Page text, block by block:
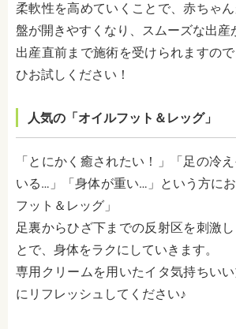
柔軟性を高めていくことで、赤ちゃ
盤が開きやすくなり、スムーズな出産
出産直前まで施術を受けられますの
ひお試しください！
人気の「オイルフット＆レッグ」
「とにかく癒されたい！」「足の冷
いる…」「身体が重い…」という方に
フット＆レッグ」
足裏からひざ下までの反射区を刺激
とで、身体をラクにしていきます。
専用クリームを用いたイタ気持ちい
にリフレッシュしてください♪